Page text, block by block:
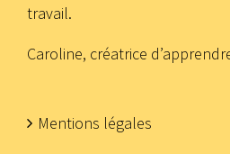
travail.
Caroline, créatrice
Mentions légales